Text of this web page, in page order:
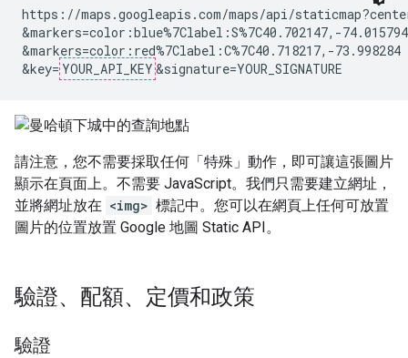
https://maps.googleapis.com/maps/api/
&markers=color:blue%7Clabel:S%7C40.702147,-
&markers=color:red%7Clabel:C%7C40.718217,-73.998284
&key= YOUR_API_KEY
請注意，您不需要採取任何「特殊」動作，即可讓這張圖片
顯示在頁面上。不需要 JavaScript。我們只需要建立網址，
並將網址放在 <img> 標記中。您可以在網頁上任何可放置
圖片的位置放置 Google 地圖 Static API。
驗證、配額、定價和政策
驗證